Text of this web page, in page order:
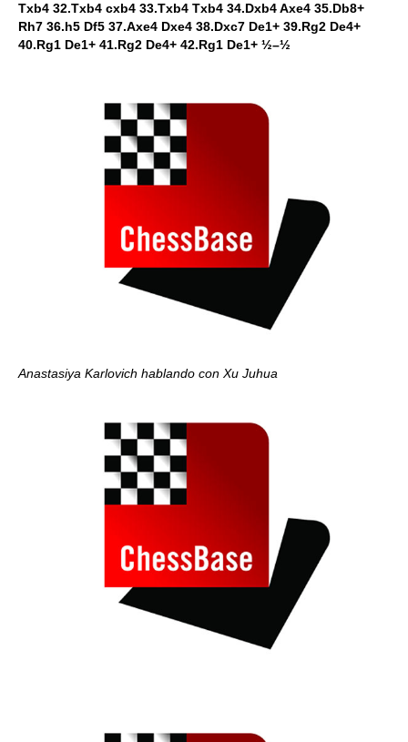
Txb4 32.Txb4 cxb4 33.Txb4 Txb4 34.Dxb4 Axe4 35.Db8+
Rh7 36.h5 Df5 37.Axe4 Dxe4 38.Dxc7 De1+ 39.Rg2 De4+
40.Rg1 De1+ 41.Rg2 De4+ 42.Rg1 De1+ ½–½
Anastasiya Karlovich hablando con Xu Juhua